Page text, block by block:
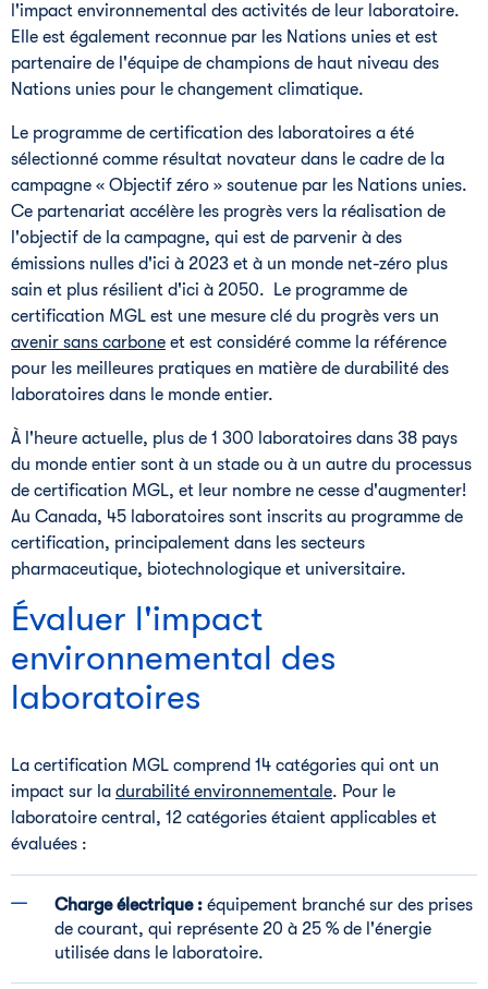
l'impact environnemental des activités de leur laboratoire.
Elle est également reconnue par les Nations unies et est
partenaire de l'équipe de champions de haut niveau des
Nations unies pour le changement climatique.
Le programme de certification des laboratoires a été
sélectionné comme résultat novateur dans le cadre de la
campagne « Objectif zéro » soutenue par les Nations unies.
Ce partenariat accélère les progrès vers la réalisation de
l'objectif de la campagne, qui est de parvenir à des
émissions nulles d'ici à 2023 et à un monde net-zéro plus
sain et plus résilient d'ici à 2050. Le programme de
certification MGL est une mesure clé du progrès vers un
avenir sans carbone et est considéré comme la référence
pour les meilleures pratiques en matière de durabilité des
laboratoires dans le monde entier.
À l'heure actuelle, plus de 1 300 laboratoires dans 38 pays
du monde entier sont à un stade ou à un autre du processus
de certification MGL, et leur nombre ne cesse d'augmenter!
Au Canada, 45 laboratoires sont inscrits au programme de
certification, principalement dans les secteurs
pharmaceutique, biotechnologique et universitaire.
Évaluer l'impact
environnemental des
laboratoires
La certification MGL comprend 14 catégories qui ont un
impact sur la durabilité environnementale. Pour le
laboratoire central, 12 catégories étaient applicables et
évaluées :
Charge électrique : équipement branché sur des prises
de courant, qui représente 20 à 25 % de l'énergie
utilisée dans le laboratoire.